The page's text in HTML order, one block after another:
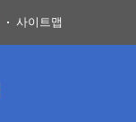
사이트맵